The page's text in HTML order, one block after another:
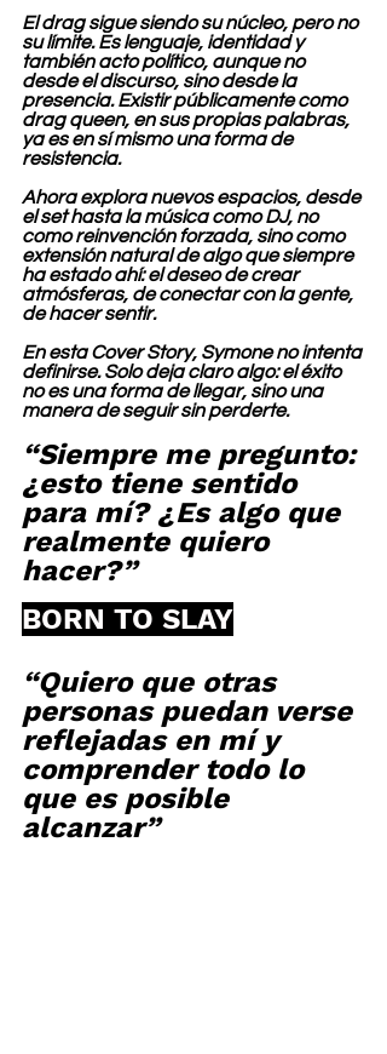
El drag sigue siendo su núcleo, pero no
su límite. Es lenguaje, identidad y
también acto político, aunque no
desde el discurso, sino desde la
presencia. Existir públicamente como
drag queen, en sus propias palabras,
ya es en sí mismo una forma de
resistencia.
Ahora explora nuevos espacios, desde
el set hasta la música como DJ, no
como reinvención forzada, sino como
extensión natural de algo que siempre
ha estado ahí: el deseo de crear
atmósferas, de conectar con la gente,
de hacer sentir.
En esta Cover Story, Symone no intenta
definirse. Solo deja claro algo: el éxito
no es una forma de llegar, sino una
manera de seguir sin perderte.
“Siempre me pregunto:
¿esto tiene sentido
para mí? ¿Es algo que
realmente quiero
hacer?”
BORN TO SLAY
“Quiero que otras
personas puedan verse
reflejadas en mí y
comprender todo lo
que es posible
alcanzar”